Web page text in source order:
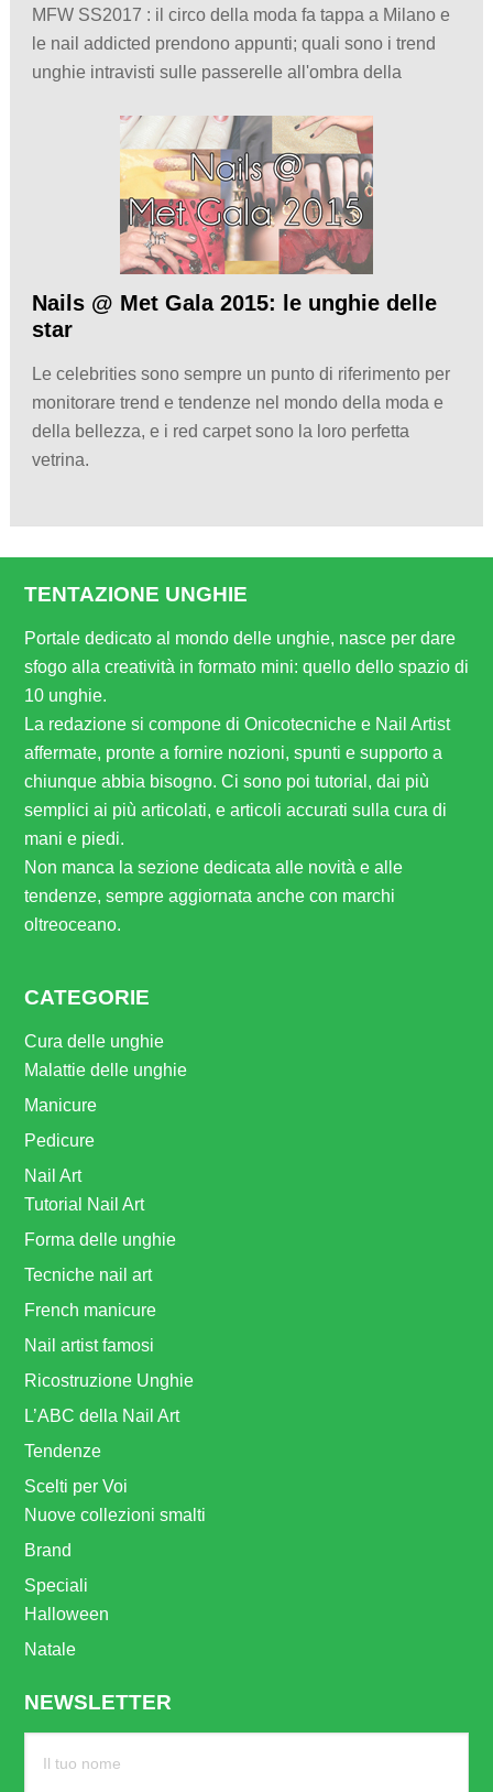
MFW SS2017 : il circo della moda fa tappa a Milano e
le nail addicted prendono appunti; quali sono i trend
unghie intravisti sulle passerelle all'ombra della
Nails @ Met Gala 2015: le unghie delle
star
Le celebrities sono sempre un punto di riferimento per
monitorare trend e tendenze nel mondo della moda e
della bellezza, e i red carpet sono la loro perfetta
vetrina.
TENTAZIONE UNGHIE
Portale dedicato al mondo delle unghie, nasce per dare
sfogo alla creatività in formato mini: quello dello spazio di
10 unghie.
La redazione si compone di Onicotecniche e Nail Artist
affermate, pronte a fornire nozioni, spunti e supporto a
chiunque abbia bisogno. Ci sono poi tutorial, dai più
semplici ai più articolati, e articoli accurati sulla cura di
mani e piedi.
Non manca la sezione dedicata alle novità e alle
tendenze, sempre aggiornata anche con marchi
oltreoceano.
CATEGORIE
Cura delle unghie
Malattie delle unghie
Manicure
Pedicure
Nail Art
Tutorial Nail Art
Forma delle unghie
Tecniche nail art
French manicure
Nail artist famosi
Ricostruzione Unghie
L’ABC della Nail Art
Tendenze
Scelti per Voi
Nuove collezioni smalti
Brand
Speciali
Halloween
Natale
NEWSLETTER